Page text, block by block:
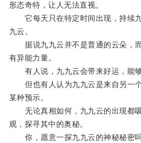
形态奇特，让人无法直视。
它每天只在特定时间出现，持续
九云。
据说九九云并不是普通的云朵，而
有异能力量。
有人说，九九云会带来好运，能够
但也有人认为九九云是来自另一
某种预示。
无论真相如何，九九云的出现都
观，探寻其中的奥秘。
你，愿意一探九九云的神秘秘密吗